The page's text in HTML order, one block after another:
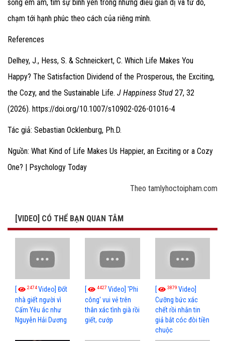
sống êm ấm, tìm sự bình yên trong những điều giản dị và từ đó,
chạm tới hạnh phúc theo cách của riêng mình.
References
Delhey, J., Hess, S. & Schneickert, C. Which Life Makes You
Happy? The Satisfaction Dividend of the Prosperous, the Exciting,
the Cozy, and the Sustainable Life. J Happiness Stud 27, 32
(2026). https://doi.org/10.1007/s10902-026-01016-4
Tác giả: Sebastian Ocklenburg, Ph.D.
Nguồn: What Kind of Life Makes Us Happier, an Exciting or a Cozy
One? | Psychology Today
Theo tamlyhoctoipham.com
[VIDEO] CÓ THỂ BẠN QUAN TÂM
[ 2474Video] Đốt
nhà giết người vì
Cấm Yêu ác như
Nguyễn Hải Dương
[ 4427Video] 'Phi
công' vui vẻ trên
thân xác tình già rồi
giết, cướp
[ 3879 Video]
Cưỡng bức xác
chết rồi nhắn tin
giả bắt cóc đòi tiền
chuộc